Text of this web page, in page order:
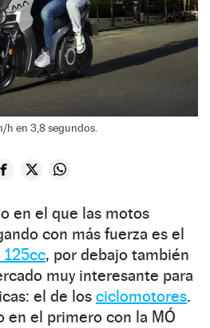
h en 3,8 segundos.
en el que las motos
con más fuerza es el
, por debajo también
muy interesante para
el de los ciclomotores.
en el primero con la MÓ